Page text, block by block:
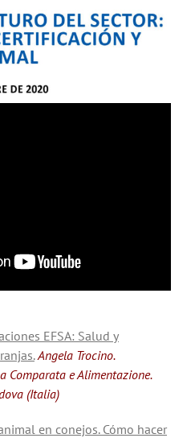
EFSA: Salud y
Angela Trocino.
Comparata e Alimentazione.
(Italia)
en conejos. Cómo hacer